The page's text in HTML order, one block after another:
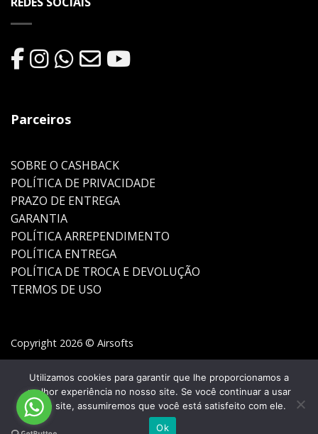
Parceiros
SOBRE O CASHBACK
POLÍTICA DE PRIVACIDADE
PRAZO DE ENTREGA
GARANTIA
POLÍTICA ARREPENDIMENTO
POLÍTICA ENTREGA
POLÍTICA DE TROCA E DEVOLUÇÃO
TERMOS DE USO
Copyright 2026 © Airsofts
Utilizamos cookies para garantir que lhe proporcionamos a
melhor experiência no nosso site. Se você continuar a usar
este site, assumiremos que você está satisfeito com ele.
Ok